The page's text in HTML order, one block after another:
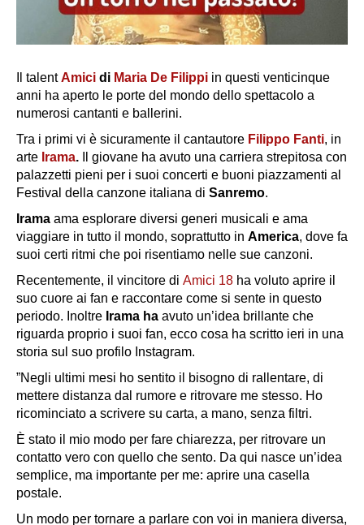
Il talentAmici di Maria De Filippi in questi venticinque
anni ha aperto le porte del mondo dello spettacolo a
numerosi cantanti e ballerini.
Tra i primi vi è sicuramente il cantautore Filippo Fanti, in
arte Irama.
Il giovane ha avuto una carriera strepitosa con
palazzetti pieni per i suoi concerti e buoni piazzamenti al
Festival della canzone italiana di Sanremo.
Irama ama esplorare diversi generi musicali e ama
viaggiare in tutto il mondo, soprattutto in America, dove fa
suoi certi ritmi che poi risentiamo nelle sue canzoni.
Recentemente, il vincitore di Amici 18 ha voluto aprire il
suo cuore ai fan e raccontare come si sente in questo
periodo. Inoltre Irama ha avuto un’idea brillante che
riguarda proprio i suoi fan, ecco cosa ha scritto ieri in una
storia sul suo profilo Instagram.
”Negli ultimi mesi ho sentito il bisogno di rallentare, di
mettere distanza dal rumore e ritrovare me stesso. Ho
ricominciato a scrivere su carta, a mano, senza filtri.
È stato il mio modo per fare chiarezza, per ritrovare un
contatto vero con quello che sento. Da qui nasce un’idea
semplice, ma importante per me: aprire una casella
postale.
Un modo per tornare a parlare con voi in maniera diversa,